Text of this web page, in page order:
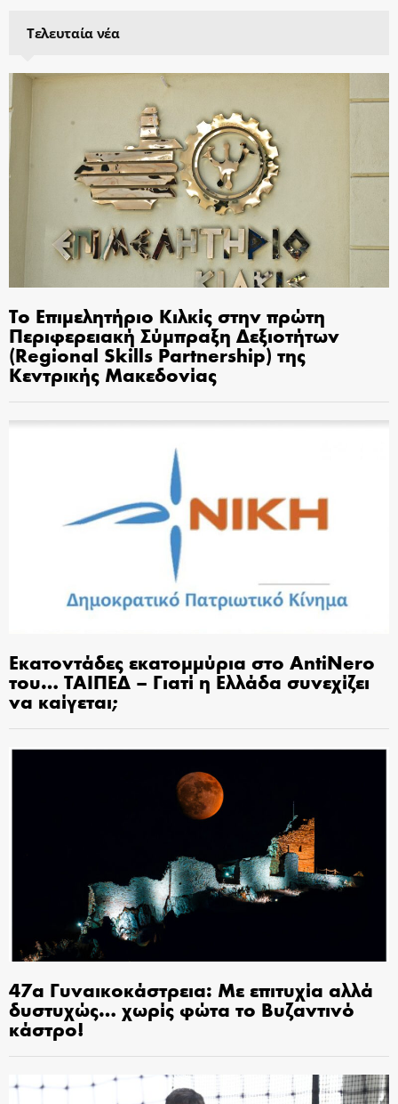
Τελευταία νέα
Το Επιμελητήριο Κιλκίς στην πρώτη
Περιφερειακή Σύμπραξη Δεξιοτήτων
(Regional Skills Partnership) της
Κεντρικής Μακεδονίας
Εκατοντάδες εκατομμύρια στο AntiNero
του… ΤΑΙΠΕΔ – Γιατί η Ελλάδα συνεχίζει
να καίγεται;
47α Γυναικοκάστρεια: Με επιτυχία αλλά
δυστυχώς… χωρίς φώτα το Βυζαντινό
κάστρο!